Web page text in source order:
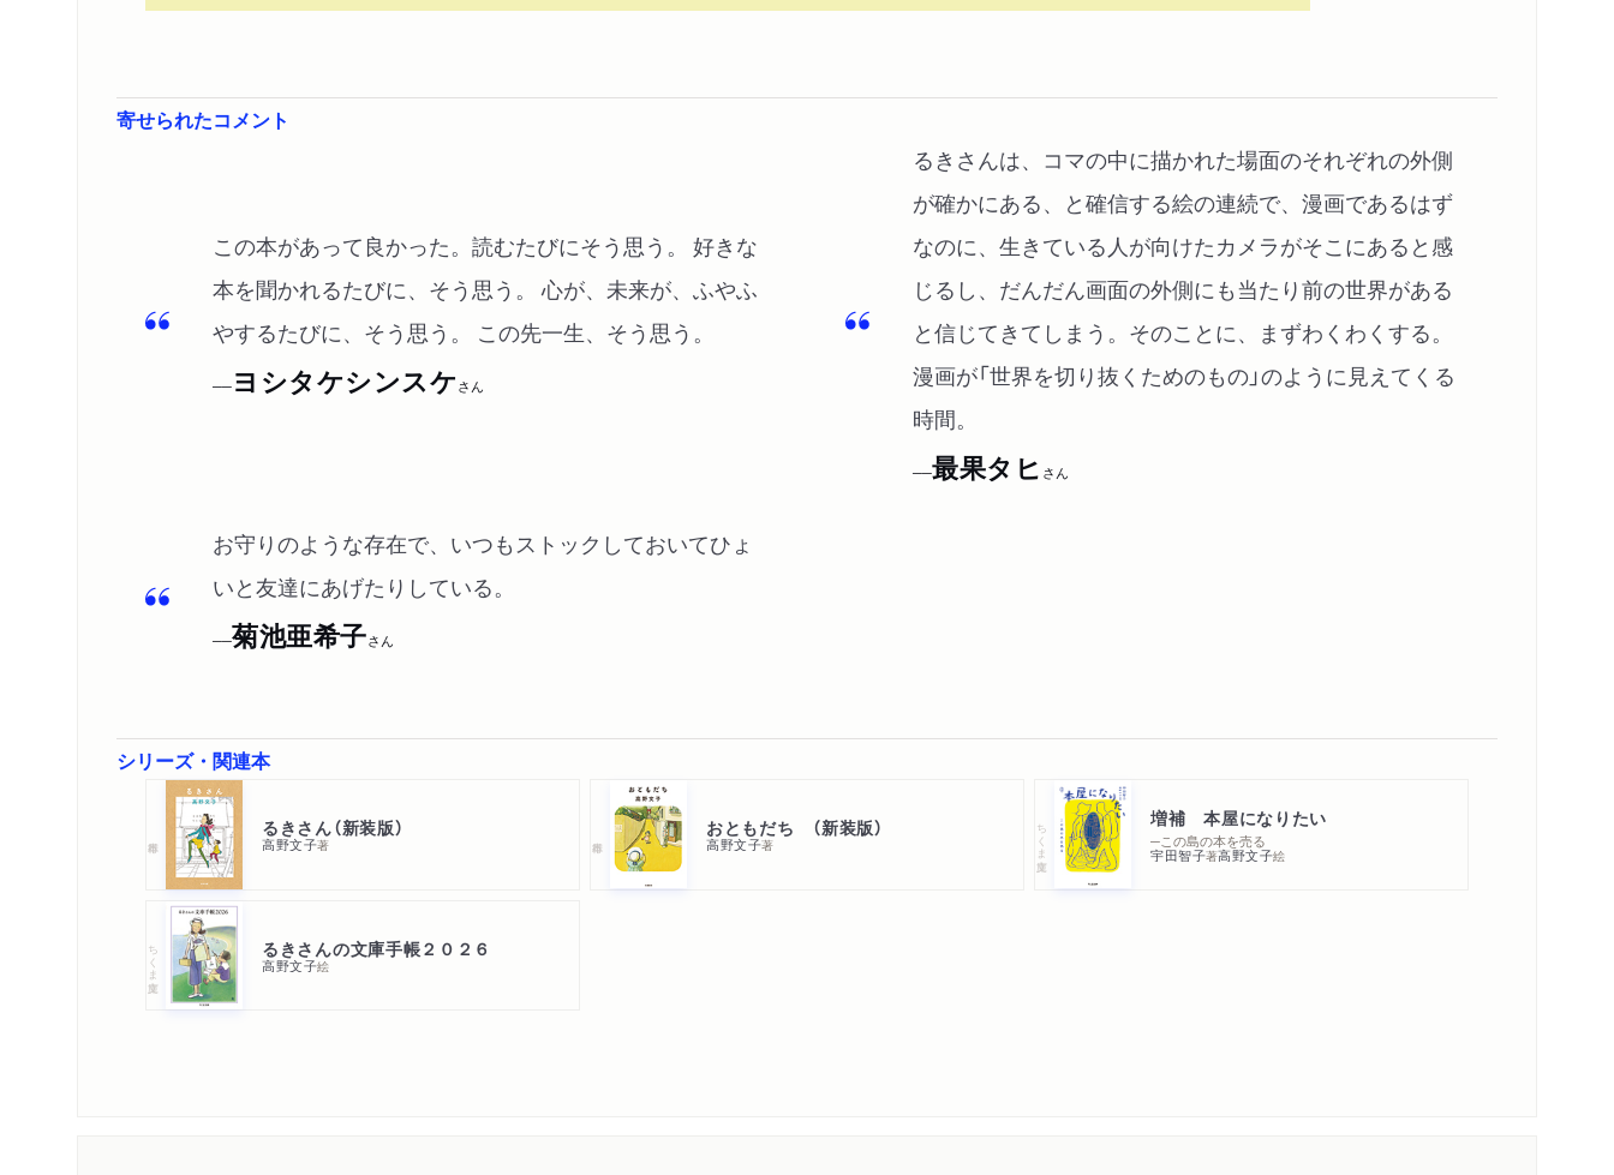
寄せられたコメント
この本があって良かった。読むたびにそう思う。 好きな
本を聞かれるたびに、そう思う。 心が、未来が、ふやふ
やするたびに、そう思う。 この先一生、そう思う。
──ヨシタケシンスケさん
るきさんは、コマの中に描かれた場面のそれぞれの外側
が確かにある、と確信する絵の連続で、漫画であるはず
なのに、生きている人が向けたカメラがそこにあると感
じるし、だんだん画面の外側にも当たり前の世界がある
と信じてきてしまう。そのことに、まずわくわくする。
漫画が「世界を切り抜くためのもの」のように見えてくる
時間。
──最果タヒ さん
お守りのような存在で、いつもストックしておいてひょ
いと友達にあげたりしている。
──菊池亜希子さん
シリーズ・関連本
るきさん（新装版）
高野文子著
おともだち （新装版）
高野文子著 ちくま文庫 増補 本屋になりたい
─この島の本を売る
宇田智子著高野文子絵
ちくま文庫 るきさんの文庫手帳２０２６
高野文子絵